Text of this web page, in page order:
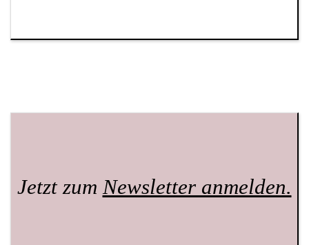
Jetzt zumNewsletter anmelden.